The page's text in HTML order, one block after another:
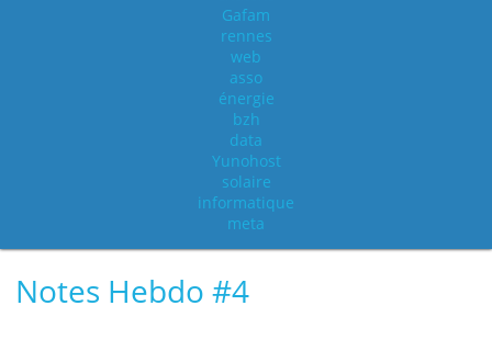
Gafam
rennes
web
asso
énergie
bzh
data
Yunohost
solaire
informatique
meta
Notes Hebdo #4